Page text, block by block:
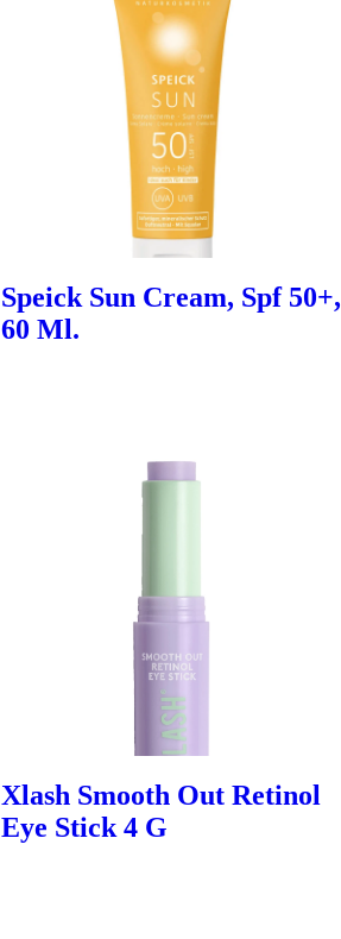
Speick Sun Cream, Spf 50+,
60 Ml.
Xlash Smooth Out Retinol
Eye Stick 4 G